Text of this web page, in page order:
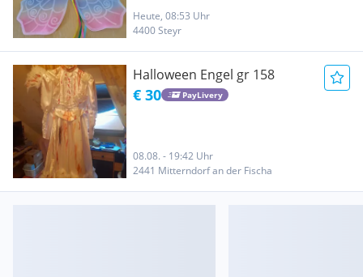
Heute, 08:53 Uhr
4400 Steyr
Halloween Engel gr 158
€ 30 PayLivery
08.08. - 19:42 Uhr
2441 Mitterndorf an der Fischa